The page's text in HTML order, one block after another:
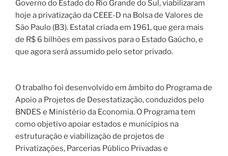
Governo do Estado do Rio Grande do Sul, viabilizaram
hoje a privatização da CEEE-D na Bolsa de Valores de
São Paulo (B3). Estatal criada em 1961, que gera mais
de R$ 6 bilhões em passivos para o Estado Gaúcho, e
que agora será assumido pelo setor privado.
O trabalho foi desenvolvido em âmbito do Programa de
Apoio a Projetos de Desestatização, conduzidos pelo
BNDES e Ministério da Economia. O Programa tem
como objetivo apoiar estados e municípios na
estruturação e viabilização de projetos de
Privatizações, Parcerias Público Privadas e